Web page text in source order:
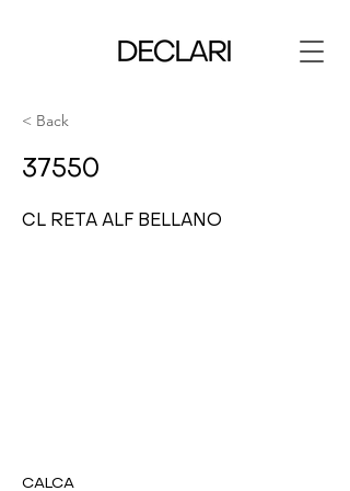
< Back
37550
CL RETA ALF BELLANO
CALCA